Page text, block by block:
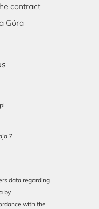
contract
Góra
7
data regarding
by
with the